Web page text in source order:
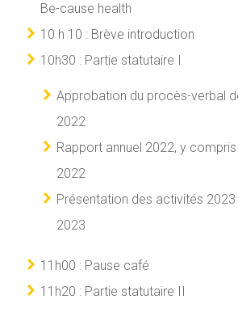
Be-cause health
10 h 10 : Brève introduction
10h30 : Partie statutaire I
Approbation du procès-verbal
2022
Rapport annuel 2022, y
2022
Présentation des activités
2023
11h00 : Pause café
11h20 : Partie statutaire II